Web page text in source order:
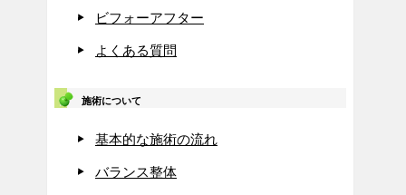
ビフォーアフター
よくある質問
施術について
基本的な施術の流れ
バランス整体